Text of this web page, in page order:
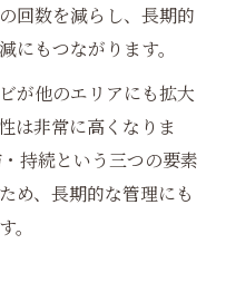
回数を減らし、長期的
にもつながります。
が他のエリアにも拡大
は非常に高くなりま
持続という三つの要素
め、長期的な管理にも